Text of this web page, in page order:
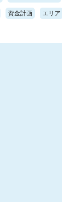
資金計画 エリア